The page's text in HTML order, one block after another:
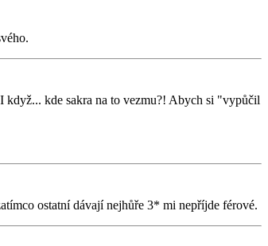
když... kde sakra na to vezmu?! Abych si "vypůčil
ostatní dávají nejhůře 3* mi nepříjde férové.